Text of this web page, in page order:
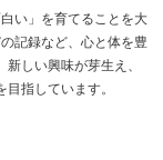
い」を育てることを大
記録など、心と体を豊
しい興味が芽生え、
指しています。